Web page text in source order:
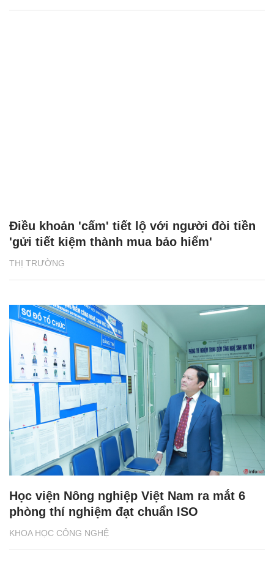
THỊ TRƯỜNG
Điều khoản 'cấm' tiết lộ với người đòi tiền
'gửi tiết kiệm thành mua bảo hiểm'
KHOA HỌC CÔNG NGHỆ
Học viện Nông nghiệp Việt Nam ra mắt 6
phòng thí nghiệm đạt chuẩn ISO